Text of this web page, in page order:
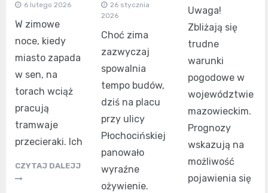
6 lutego 2026
W zimowe
noce, kiedy
miasto zapada
w sen, na
torach wciąż
pracują
tramwaje
przecieraki. Ich
CZYTAJ DALEJJ
26 stycznia
2026
Choć zima
zazwyczaj
spowalnia
tempo budów,
dziś na placu
przy ulicy
Płochocińskiej
panowało
wyraźne
ożywienie.
Uwaga!
Zbliżają się
trudne
warunki
pogodowe w
województwie
mazowieckim.
Prognozy
wskazują na
możliwość
pojawienia się